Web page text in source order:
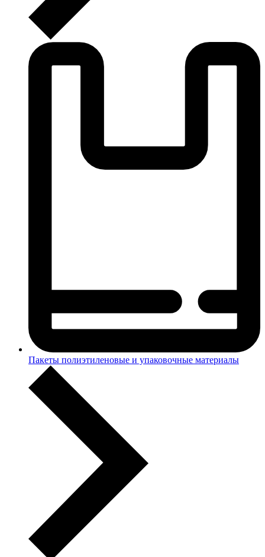
Пакеты полиэтиленовые и упаковочные материалы